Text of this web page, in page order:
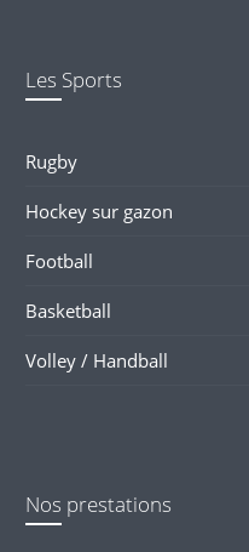
Les Sports
Rugby
Hockey sur gazon
Football
Basketball
Volley / Handball
Nos prestations